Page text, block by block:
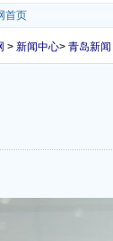
首页
> 新闻中心> 青岛新闻